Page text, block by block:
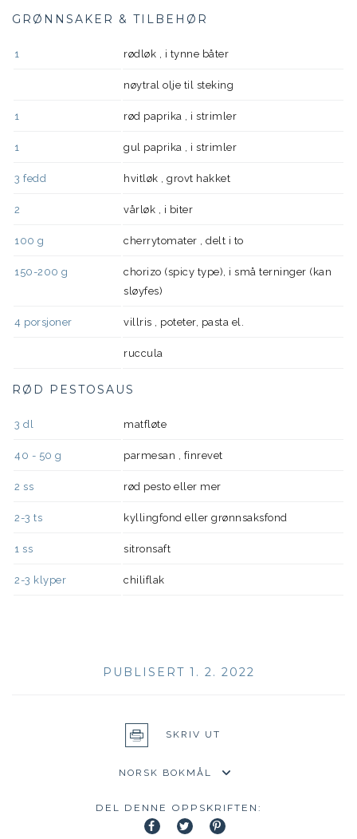
GRØNNSAKER & TILBEHØR
1 rødløk , i tynne båter
nøytral olje til steking
1 rød paprika , i strimler
1 gul paprika , i strimler
3 fedd hvitløk , grovt hakket
2 vårløk , i biter
100 g cherrytomater , delt i to
150-200 g
chorizo (spicy type), i små terninger (kan
sløyfes)
4 porsjoner villris , poteter, pasta el.
ruccula
RØD PESTOSAUS
3 dl matfløte
40 - 50 g parmesan , finrevet
2 ss rød pesto eller mer
2-3 ts kyllingfond eller grønnsaksfond
1 ss sitronsaft
2-3 klyper chiliflak
PUBLISERT 1. 2. 2022
SKRIV UT
DEL DENNE OPPSKRIFTEN: